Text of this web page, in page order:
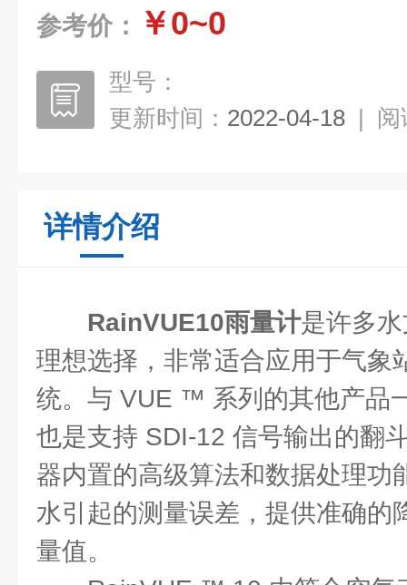
参考价： ￥0~0
型号：
更新时间： 2022-04-18 | 阅
详情介绍
RainVUE10雨量计是许多
理想选择，非常适合应用于气象
统。与 VUE ™ 系列的其他产品
也是支持 SDI-12 信号输出的翻
器内置的高级算法和数据处理功
水引起的测量误差，提供准确的
量值。